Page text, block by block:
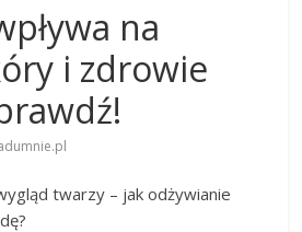
na
i zdrowie
twarzy – jak odżywianie